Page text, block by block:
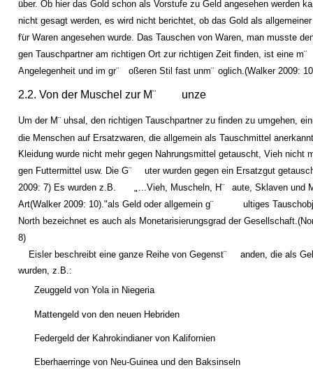
¨
uber. Ob hier das Gold schon als Vorstufe zu Geld angesehen werden
nicht gesagt werden, es wird nicht berichtet, ob das Gold als
f¨ur Waren angesehen wurde. Das Tauschen von Waren, man musste
gen Tauschpartner am richtigen Ort zur richtigen Zeit finden, ist eine m¨
Angelegenheit und im gr¨
oßeren Stil fast unm¨ oglich.(Walker 2009:
2.2. Von der Muschel zur M¨ unze
Um der M¨ uhsal, den richtigen Tauschpartner zu finden zu umgehen,
die Menschen auf Ersatzwaren, die allgemein als Tauschmittel
Kleidung wurde nicht mehr gegen Nahrungsmittel getauscht, Vieh nicht
gen Futtermittel usw. Die G¨
uter wurden gegen ein Ersatzgut
2009: 7) Es wurden z.B.
"
...Vieh, Muscheln, H¨
aute, Sklaven und
Art(Walker 2009: 10)."als Geld oder allgemein g¨
ultiges
North bezeichnet es auch als Monetarisierungsgrad der
8)
Eisler beschreibt eine ganze Reihe von Gegenst¨
anden, die als
wurden, z.B.:
Zeuggeld von Yola in Niegeria
Mattengeld von den neuen Hebriden
Federgeld der Kahrokindianer von Kalifornien
Eberhaerringe von Neu-Guinea und den Baksinseln